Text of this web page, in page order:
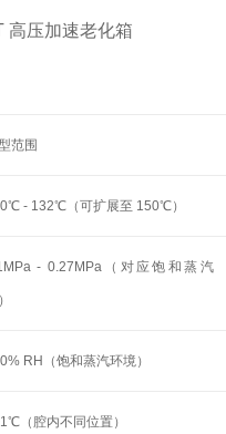
范围
- 132℃（可扩展至 150℃）
- 0.27MPa（对应饱和蒸汽
RH（饱和蒸汽环境）
（腔内不同位置）